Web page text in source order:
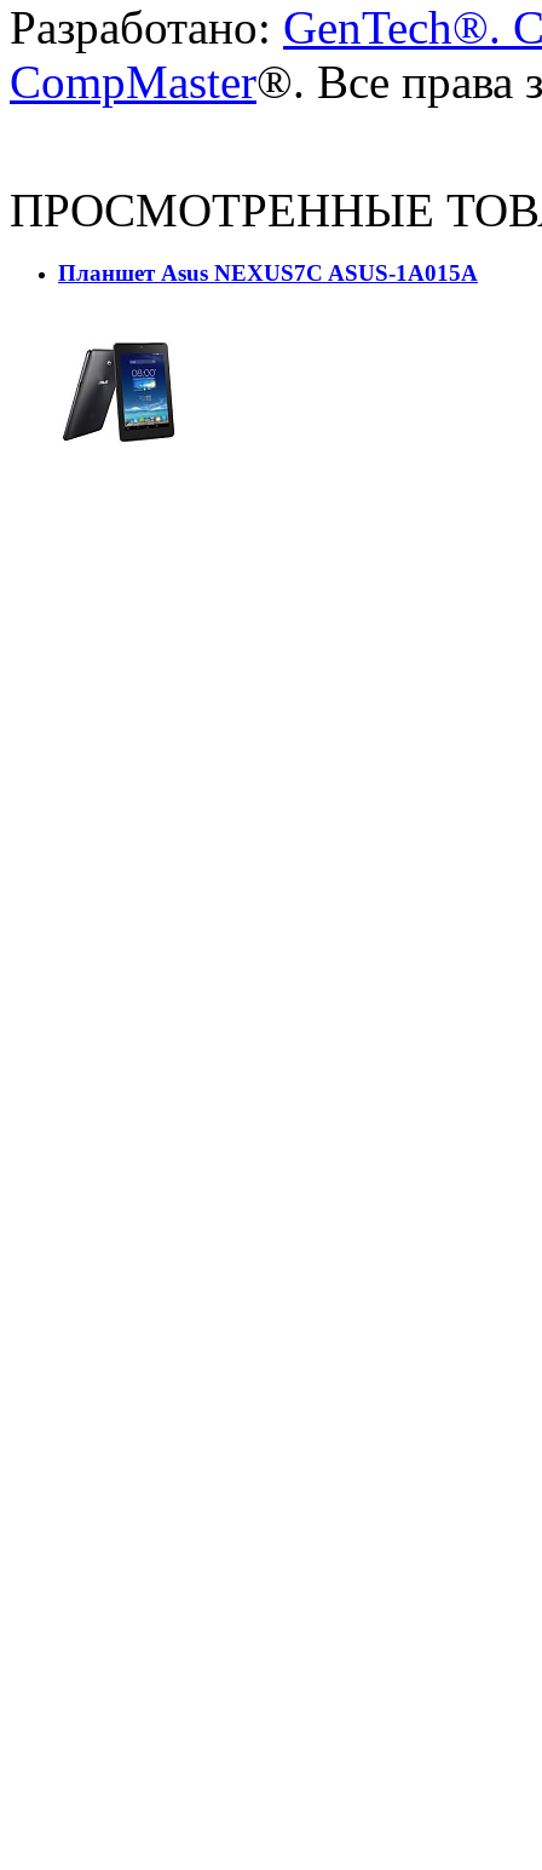
Разработано: GenTech®.
CompMaster®. Все права
ПРОСМОТРЕННЫЕ
Планшет Asus NEXUS7C ASUS-1A015A